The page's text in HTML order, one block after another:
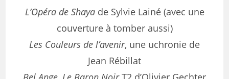
L’Opéra de Shayade Sylvie Lainé (avec une
couverture à tomber aussi)
Les Couleurs de l’avenir, une uchronie de
Jean Rébillat